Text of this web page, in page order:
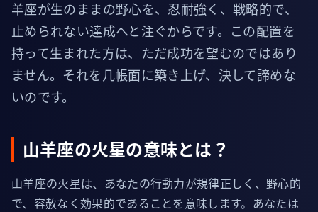
羊座が生のままの野心を、忍耐強く、戦略的で、
止められない達成へと注ぐからです。この配置を
持って生まれた方は、ただ成功を望むのではあり
ません。それを几帳面に築き上げ、決して諦めな
いのです。
山羊座の火星の意味とは？
山羊座の火星は、あなたの行動力が規律正しく、野心的
で、容赦なく効果的であることを意味します。あなたは